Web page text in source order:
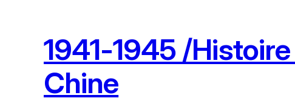
1941-1945 /
Chine